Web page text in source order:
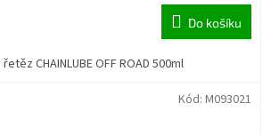
Do košíku
CHAINLUBE OFF ROAD 500ml
Kód: M093021